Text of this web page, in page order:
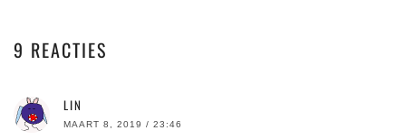
9 REACTIES
LIN
MAART 8, 2019 / 23:46